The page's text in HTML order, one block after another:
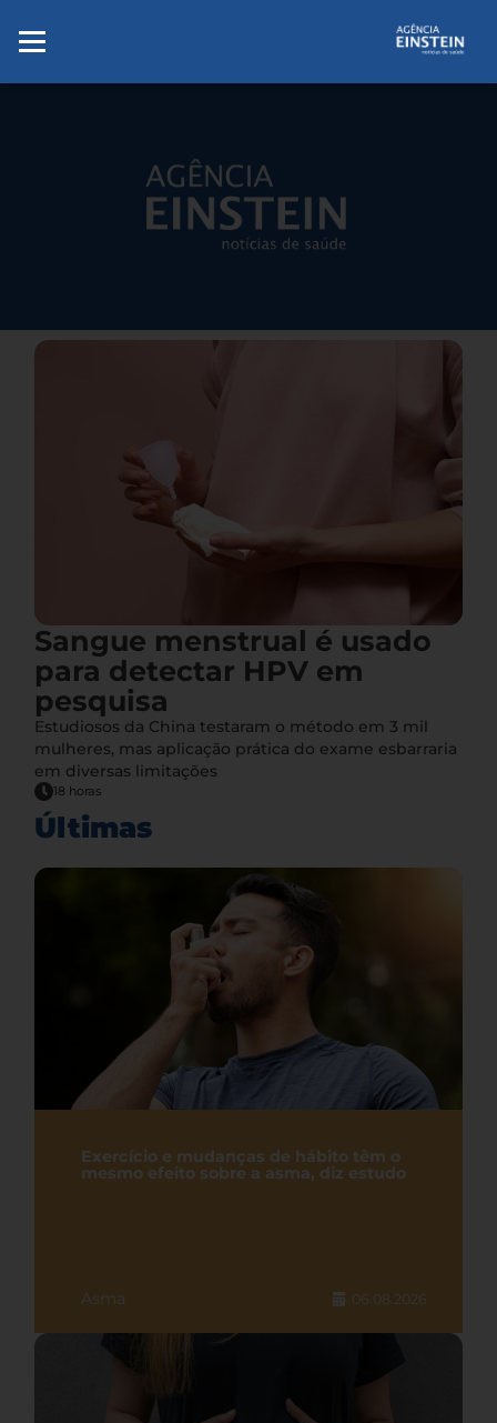
Sangue menstrual é usado
para detectar HPV em
pesquisa
Estudiosos da China testaram o método em 3 mil
mulheres, mas aplicação prática do exame esbarraria
em diversas limitações
18 horas
Últimas
Exercício e mudanças de hábito têm o
mesmo efeito sobre a asma, diz estudo
Asma 06.08.2026